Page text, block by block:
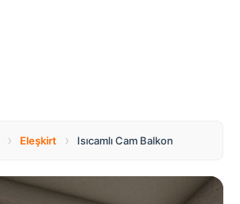
› Eleşkirt › Isıcamlı Cam Balkon